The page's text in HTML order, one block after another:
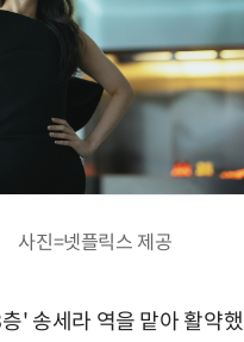
사진=넷플릭스 제공
' 송세라 역을 맡아 활약